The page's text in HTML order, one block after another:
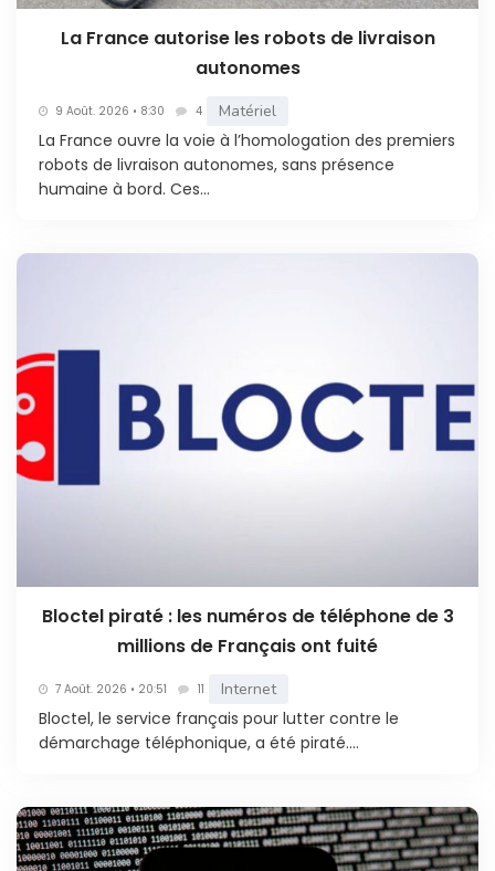
La France autorise les robots de livraison
autonomes
9 Août. 2026 • 8:30 4 Matériel
La France ouvre la voie à l’homologation des premiers
robots de livraison autonomes, sans présence
humaine à bord. Ces...
Bloctel piraté : les numéros de téléphone de 3
millions de Français ont fuité
7 Août. 2026 • 20:51 11 Internet
Bloctel, le service français pour lutter contre le
démarchage téléphonique, a été piraté....